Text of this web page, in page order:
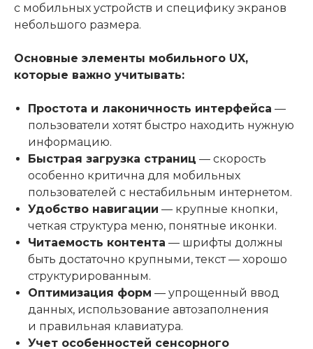
с мобильных устройств и специфику экранов
небольшого размера.
Основные элементы мобильного UX,
которые важно учитывать:
Простота и лаконичность интерфейса —
пользователи хотят быстро находить нужную
информацию.
Быстрая загрузка страниц — скорость
особенно критична для мобильных
пользователей с нестабильным интернетом.
Удобство навигации — крупные кнопки,
четкая структура меню, понятные иконки.
Читаемость контента — шрифты должны
быть достаточно крупными, текст — хорошо
структурированным.
Оптимизация форм — упрощенный ввод
данных, использование автозаполнения
и правильная клавиатура.
Учет особенностей сенсорного